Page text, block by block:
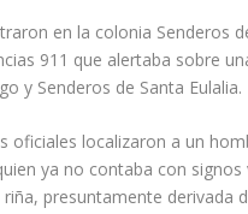
en la colonia Senderos
911 que alertaba sobre
y Senderos de Santa Eulalia.
oficiales localizaron a un
ya no contaba con
presuntamente derivada